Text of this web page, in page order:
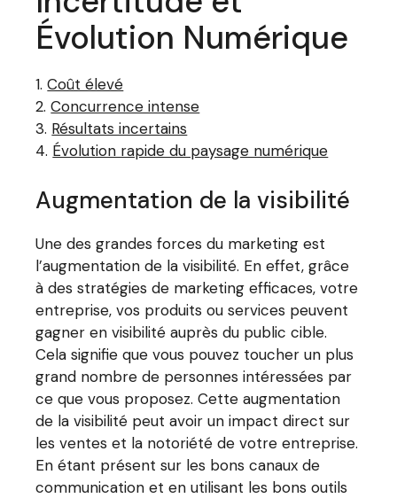
Évolution Numérique
Coût élevé
Concurrence intense
Résultats incertains
Évolution rapide du paysage numérique
Augmentation de la visibilité
Une des grandes forces du marketing est
l’augmentation de la visibilité. En effet, grâce
à des stratégies de marketing efficaces, votre
entreprise, vos produits ou services peuvent
gagner en visibilité auprès du public cible.
Cela signifie que vous pouvez toucher un plus
grand nombre de personnes intéressées par
ce que vous proposez. Cette augmentation
de la visibilité peut avoir un impact direct sur
les ventes et la notoriété de votre entreprise.
En étant présent sur les bons canaux de
communication et en utilisant les bons outils